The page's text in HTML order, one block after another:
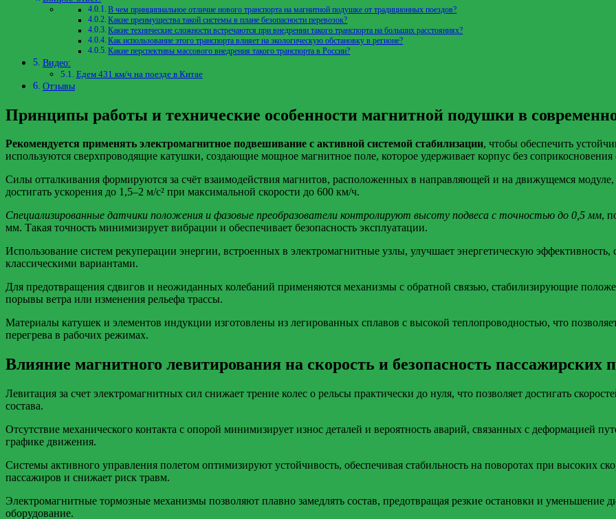
В чем принципиальное отличие нового транспорта на магнитной подушке от традиционных поездов?
Какие преимущества такой системы в плане безопасности перевозок?
Какие технические сложности встречаются при внедрении такого транспорта на больших расстояниях?
Как использование этого транспорта влияет на экологическую обстановку в регионе?
Какие перспективы массового внедрения такого транспорта в России?
Видео:
Едем 431 км/ч на поезде в Китае
Отзывы
Принципы работы и технические особенности магнитной подушки в
Рекомендуется применять электромагнитное подвешивание с активной системой стабилизации, чтобы обеспечить
используются сверхпроводящие катушки, создающие мощное магнитное поле, которое удерживает корпус без соприкосновения
Силы отталкивания формируются за счёт взаимодействия магнитов, расположенных в направляющей и на движущемся модуле,
достигать ускорения до 1,5–2 м/с² при максимальной скорости до 600 км/ч.
Специализированные датчики положения и фазовые преобразователи контролируют высоту подвеса с точностью до 0,5 мм,
мм. Такая точность минимизирует вибрации и обеспечивает безопасность эксплуатации.
Использование систем рекуперации энергии, встроенных в электромагнитные узлы, улучшает энергетическую
классическими вариантами.
Для предотвращения сдвигов и неожиданных колебаний применяются механизмы с обратной связью, стабилизирующие
порывы ветра или изменения рельефа трассы.
Материалы катушек и элементов индукции изготовлены из легированных сплавов с высокой теплопроводностью, что
перегрева в рабочих режимах.
Влияние магнитного левитирования на скорость и безопасность пассажирских
Левитация за счет электромагнитных сил снижает трение колес о рельсы практически до нуля, что позволяет достигать
состава.
Отсутствие механического контакта с опорой минимизирует износ деталей и вероятность аварий, связанных с деформацией
графике движения.
Системы активного управления полетом оптимизируют устойчивость, обеспечивая стабильность на поворотах при высоких
пассажиров и снижает риск травм.
Электромагнитные тормозные механизмы позволяют плавно замедлять состав, предотвращая резкие остановки и уменьшение
оборудование.